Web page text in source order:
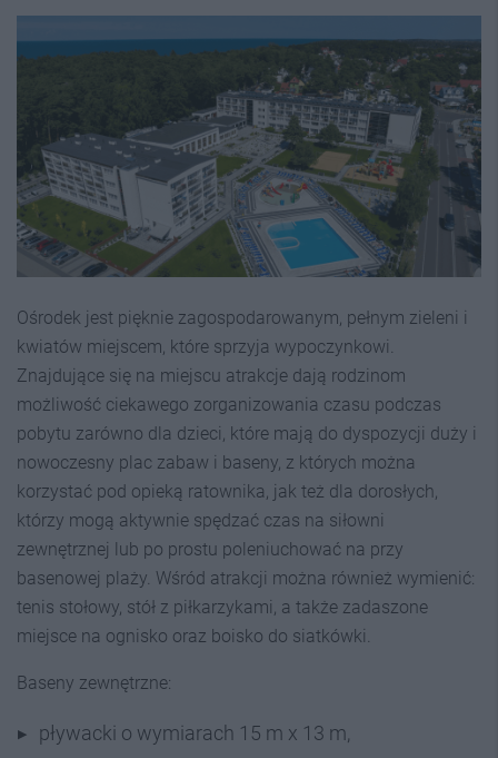
Ośrodek jest pięknie zagospodarowanym, pełnym zieleni i
kwiatów miejscem, które sprzyja wypoczynkowi.
Znajdujące się na miejscu atrakcje dają rodzinom
możliwość ciekawego zorganizowania czasu podczas
pobytu zarówno dla dzieci, które mają do dyspozycji duży i
nowoczesny plac zabaw i baseny, z których można
korzystać pod opieką ratownika, jak też dla dorosłych,
którzy mogą aktywnie spędzać czas na siłowni
zewnętrznej lub po prostu poleniuchować na przy
basenowej plaży. Wśród atrakcji można również wymienić:
tenis stołowy, stół z piłkarzykami, a także zadaszone
miejsce na ognisko oraz boisko do siatkówki.
Baseny zewnętrzne:
pływacki o wymiarach 15 m x 13 m,